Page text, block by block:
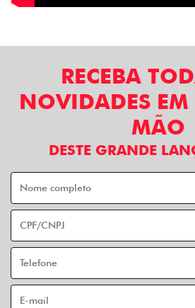
RECEBA
NOVIDADES EM
MÃO
DESTE GRANDE